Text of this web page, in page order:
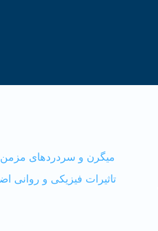
میگرن و سردرد‌های مزمن